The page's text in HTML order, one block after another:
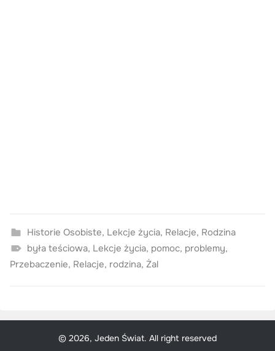
Historie Osobiste, Lekcje życia, Relacje, Rodzina
była teściowa, Lekcje życia, pomoc, problemy,
Przebaczenie, Relacje, rodzina, Żal
© 2026, Jeden Świat. All right reserved